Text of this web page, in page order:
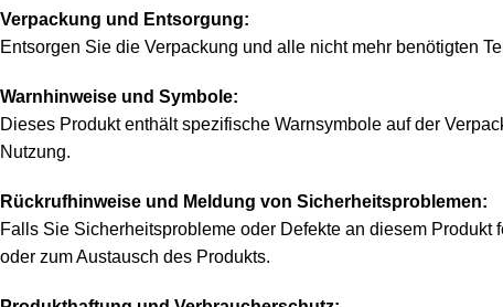
Verpackung und Entsorgung:
Entsorgen Sie die Verpackung und alle nicht mehr benötigten
Warnhinweise und Symbole:
Dieses Produkt enthält spezifische Warnsymbole auf der
Nutzung.
Rückrufhinweise und Meldung von Sicherheitsproblemen:
Falls Sie Sicherheitsprobleme oder Defekte an diesem
oder zum Austausch des Produkts.